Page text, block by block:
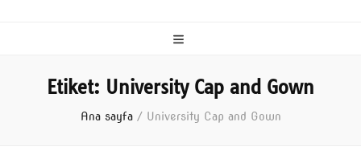
Etiket: University Cap and Gown
Ana sayfa / University Cap and Gown